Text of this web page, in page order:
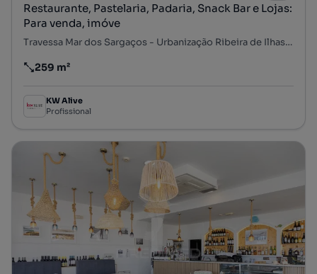
Restaurante, Pastelaria, Padaria, Snack Bar e Lojas:
Para venda, imóve
Travessa Mar dos Sargaços - Urbanização Ribeira de Ilhas, Ericeira Norte, Ericeira, Mafra, Lisboa
Preço por metro quadrado
259 m²
KW Alive
Profissional